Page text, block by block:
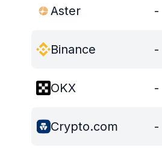
Aster -
Binance -
OKX -
Crypto.com -